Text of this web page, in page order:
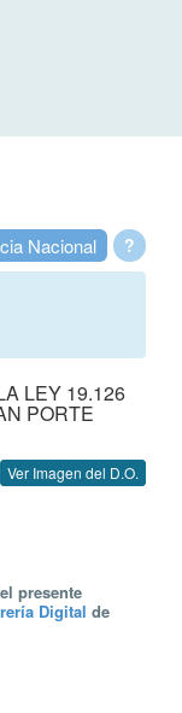
?
Nacional
LEY 19.126
PORTE
Ver Imagen del D.O.
presente
Digital de